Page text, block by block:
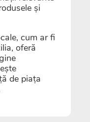
și
cum ar fi
oferă
de piața